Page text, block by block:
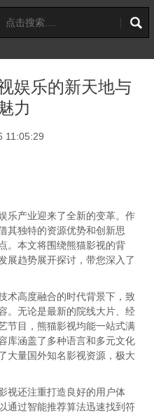
娱乐的新天地与
力
11:05:29
乐产业迎来了全新的变革。作
其独特的资源优势和创新思
。本文将围绕熊猫影视的背
展趋势展开探讨，带您深入了
术高度融合的时代背景下，致
。无论是最新的院线大片、经
节目，熊猫影视均能一站式满
库涵盖了多种语言和多元文化
大量国外知名影视资源，极大
视还注重打造良好的用户体
通过智能推荐算法迅速找到符